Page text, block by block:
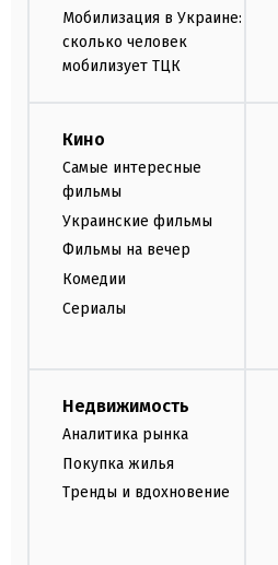
Мобилизация в Украине:
сколько человек
мобилизует ТЦК
Кино
Самые интересные
фильмы
Украинские фильмы
Фильмы на вечер
Комедии
Сериалы
Недвижимость
Аналитика рынка
Покупка жилья
Тренды и вдохновение